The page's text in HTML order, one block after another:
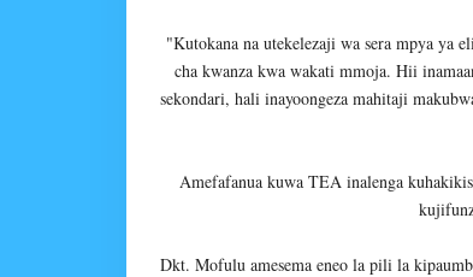
"Kutokana na utekelezaji wa sera mpya ya
cha kwanza kwa wakati mmoja. Hii
sekondari, hali inayoongeza mahitaji
Amefafanua kuwa TEA inalenga
Dkt. Mofulu amesema eneo la pili la